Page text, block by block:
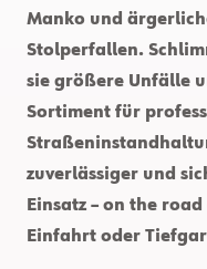
Manko und
Stolperfallen.
sie größere Unfälle
Sortiment für
zuverlässiger und
Einsatz – on the
Einfahrt oder